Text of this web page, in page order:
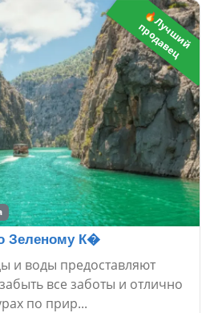
🔥
Л
у
ч
ш
и
й
п
р
о
д
а
в
е
ц
Зеленому К�
и воды предоставляют
все заботы и отлично
по прир...